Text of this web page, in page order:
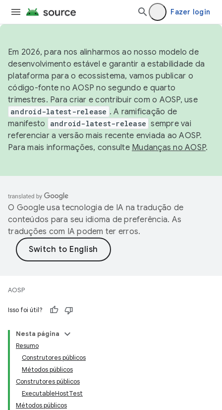
Fazer login
Em 2026, para nos alinharmos ao nosso modelo de
desenvolvimento estável e garantir a estabilidade da
plataforma para o ecossistema, vamos publicar o
código-fonte no AOSP no segundo e quarto
trimestres. Para criar e contribuir com o AOSP, use
android-latest-release . A ramificação de
manifesto
android-latest-release sempre vai
referenciar a versão mais recente enviada ao AOSP.
Para mais informações, consulte Mudanças no AOSP.
O Google usa tecnologia de IA na tradução de
conteúdos para seu idioma de preferência. As
traduções com IA podem ter erros.
AOSP
Isso foi útil?
Nesta página
Resumo
Construtores públicos
Métodos públicos
Construtores públicos
ExecutableHostTest
Métodos públicos